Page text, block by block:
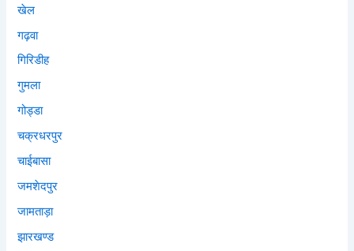
खेल
गढ़वा
गिरिडीह
गुमला
गोड्डा
चक्रधरपुर
चाईबासा
जमशेदपुर
जामताड़ा
झारखण्ड